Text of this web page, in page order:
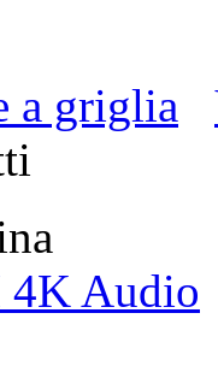
a griglia
Audio